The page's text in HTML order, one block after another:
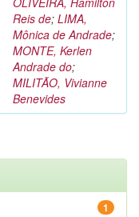
Reis de; LIMA,
Mônica de Andrade;
MONTE, Kerlen
Andrade do;
MILITÃO, Vivianne
Benevides
1